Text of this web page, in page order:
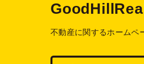
不動産に関するホームペ